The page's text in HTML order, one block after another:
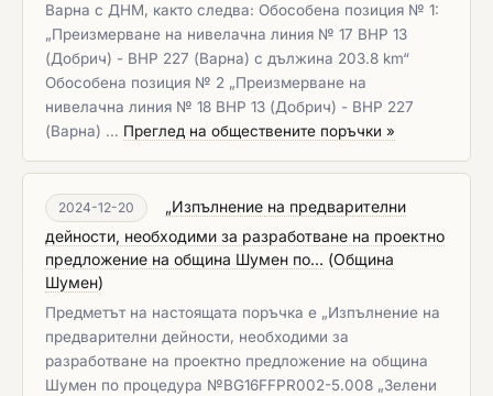
Варна с ДНМ, както следва: Обособена позиция № 1:
„Преизмерване на нивелачна линия № 17 ВНР 13
(Добрич) - ВНР 227 (Варна) с дължина 203.8 km“
Обособена позиция № 2 „Преизмерване на
нивелачна линия № 18 ВНР 13 (Добрич) - ВНР 227
(Варна) … Преглед на обществените поръчки »
2024-12-20
„Изпълнение на предварителни
дейности, необходими за разработване на проектно
предложение на община Шумен по... (Община
Шумен)
Предметът на настоящата поръчка е „Изпълнение на
предварителни дейности, необходими за
разработване на проектно предложение на община
Шумен по процедура №BG16FFPR002-5.008 „Зелени